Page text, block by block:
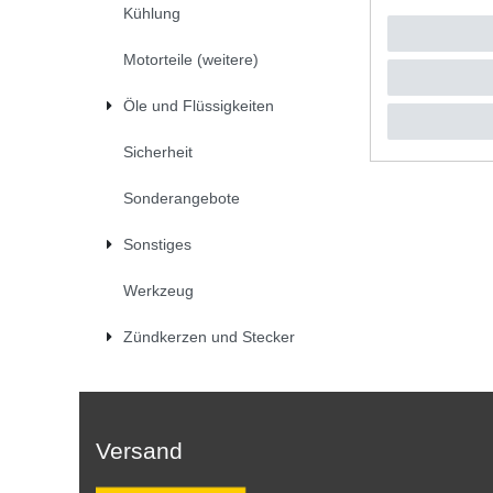
Kühlung
Motorteile (weitere)
Öle und Flüssigkeiten
Sicherheit
Sonderangebote
Sonstiges
Werkzeug
Zündkerzen und Stecker
UVP
Versand